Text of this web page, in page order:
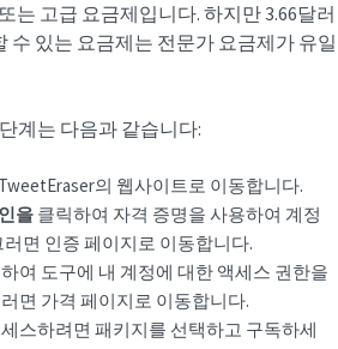
는 고급 요금제입니다. 하지만 3.66달러
수 있는 요금제는 전문가 요금제가 유일
계는 다음과 같습니다:
의 웹사이트로 이동합니다.
을 클릭하여 자격 증명을 사용하여 계정
면 인증 페이지로 이동합니다.
여 도구에 내 계정에 대한 액세스 권한을
면 가격 페이지로 이동합니다.
스하려면 패키지를 선택하고 구독하세